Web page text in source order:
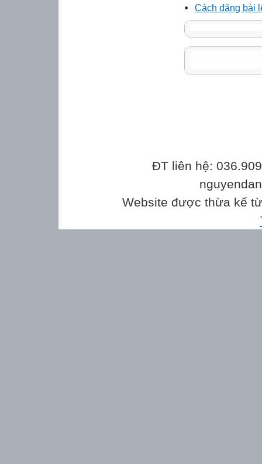
Cách đăng bài
ĐT liên hệ:
Website được thừa kế